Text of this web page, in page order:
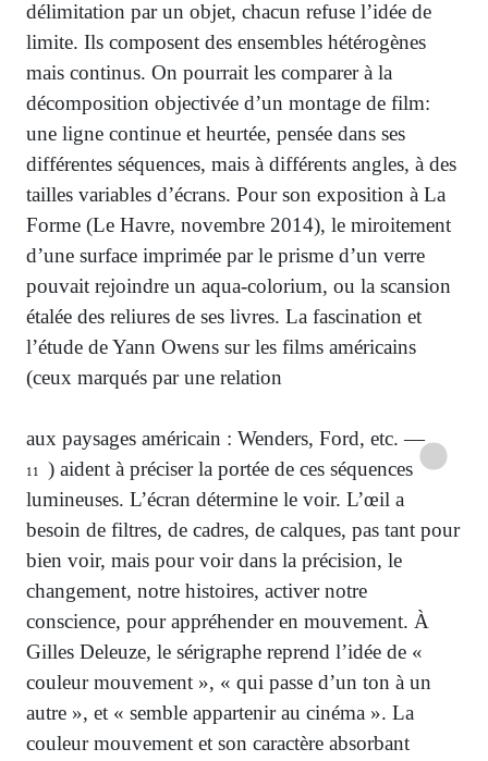
délimitation par un objet, chacun refuse l’idée de
limite. Ils composent des ensembles hétérogènes
mais continus. On pourrait les comparer à la
décomposition objectivée d’un montage de film:
une ligne continue et heurtée, pensée dans ses
différentes séquences, mais à différents angles, à des
tailles variables d’écrans. Pour son exposition à La
Forme (Le Havre, novembre 2014), le miroitement
d’une surface imprimée par le prisme d’un verre
pouvait rejoindre un aqua-colorium, ou la scansion
étalée des reliures de ses livres. La fascination et
l’étude de Yann Owens sur les films américains
(ceux marqués par une relation
aux paysages américain : Wenders, Ford, etc. —
11
) aident à préciser la portée de ces séquences
lumineuses. L’écran détermine le voir. L’œil a
besoin de filtres, de cadres, de calques, pas tant pour
bien voir, mais pour voir dans la précision, le
changement, notre histoires, activer notre
conscience, pour appréhender en mouvement. À
Gilles Deleuze, le sérigraphe reprend l’idée de «
couleur mouvement », « qui passe d’un ton à un
autre », et « semble appartenir au cinéma ». La
couleur mouvement et son caractère absorbant